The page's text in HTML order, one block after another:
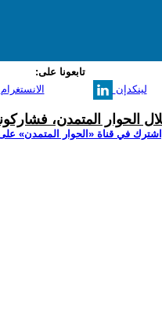
تابعونا على:
الانستغرام لينكدإن
الحوار المتمدن،
في قناة ‫«الحوار المتمدن»